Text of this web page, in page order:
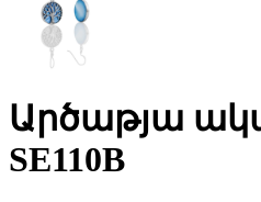
Արծաթյա
SE110B